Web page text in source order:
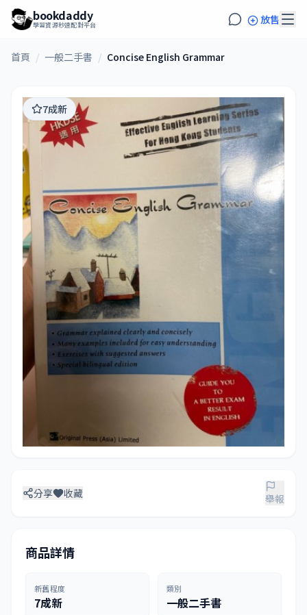
bookdaddy
學習資源秒速配對平台 放售
首頁 / 一般二手書 / Concise English Grammar
7成新
分享 收藏 舉報
商品詳情
新舊程度
7成新
類別
一般二手書